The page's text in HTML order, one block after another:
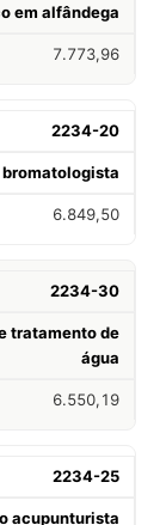
em alfândega
7.773,96
2234-20
6.849,50
2234-30
tratamento de
água
6.550,19
2234-25
acupunturista